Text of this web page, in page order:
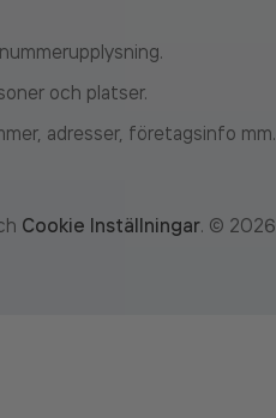
och platser.
adresser, företagsinfo mm.
Cookie Inställningar. © 2026